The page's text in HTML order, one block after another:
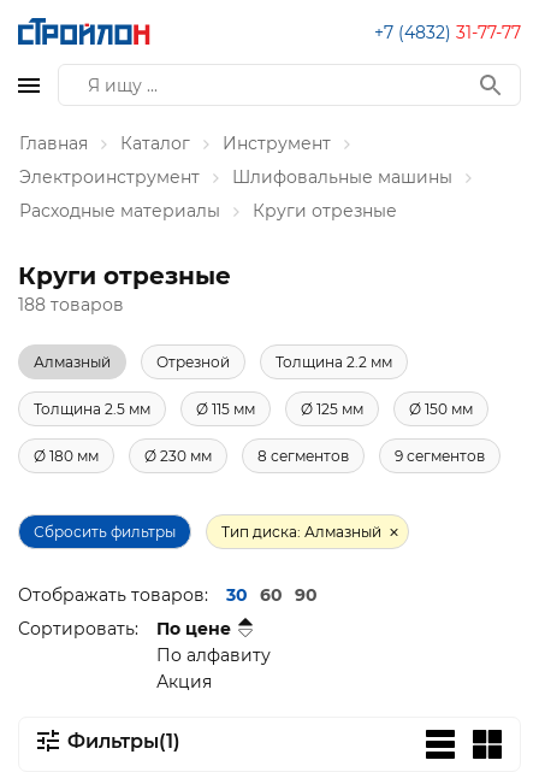
+7 (4832) 31-77-77
Главная Каталог
Инструмент
Электроинструмент
Шлифовальные машины
Расходные материалы
Круги отрезные
Круги отрезные
188 товаров
Алмазный Отрезной Толщина 2.2 мм
Толщина 2.5 мм Ø 115 мм Ø 125 мм Ø 150 мм
Ø 180 мм Ø 230 мм 8 сегментов 9 сегментов
Сбросить фильтры Тип диска: Алмазный
Отображать товаров: 30 60
90
Сортировать:
По цене
По алфавиту
Акция
Фильтры(1)